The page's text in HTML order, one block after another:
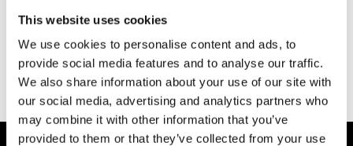
This website uses cookies
We use cookies to personalise content and ads, to
provide social media features and to analyse our traffic.
We also share information about your use of our site with
our social media, advertising and analytics partners who
may combine it with other information that you’ve
provided to them or that they’ve collected from your use
HubSpot bestätigte Erfolgsbilanz.